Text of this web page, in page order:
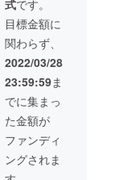
ヨー
ネ、太
鼓判
（南水
梨）、
紅白り
んご
（厳然
した赤
リンゴ
と青リ
ンゴ計
２個）
ヨー
ネ、紅
白りん
ごなど
11月：
（秋
王、太
天柿、
太秋柿
など、
仕入れ
によっ
ナック
パイ
ン）、
さつき
八朔、
でこぽ
ん、清
見タン
ゴー
ル、美
生柑、
黄金
状況に
よっ
て、内
容に若
干変更
が起こ
る可能
性があ
りま
す。ご
了承く
ださ
い。
ワ、宮
崎完熟
マン
ゴー、
パッ
ション
フルー
ツ、
ニュー
サマー
オレン
ジ（す
べて国
式です。
目標金額に
関わらず、
2022/03/28
23:59:59ま
でに集まっ
た金額が
ファンディ
ングされま